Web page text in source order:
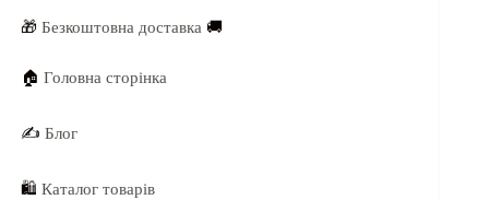
🎁Безкоштовна доставка 🚚
🏠Головна сторінка
✍️Блог
🛍️Каталог товарів